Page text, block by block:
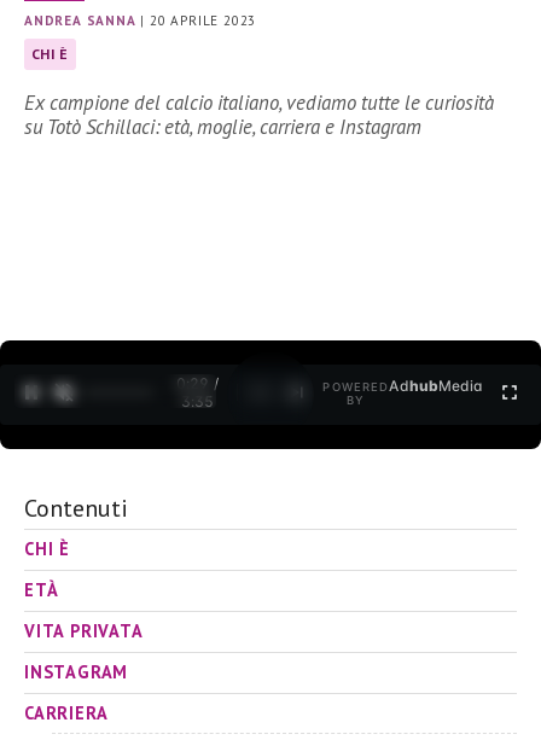
ANDREA SANNA |20 APRILE 2023
CHI È
Ex campione del calcio italiano, vediamo tutte le curiosità
su Totò Schillaci: età, moglie, carriera e Instagram
0:30 /
3:35
POWERED
BY
AdhubMedia
Contenuti
CHI È
ETÀ
VITA PRIVATA
INSTAGRAM
CARRIERA